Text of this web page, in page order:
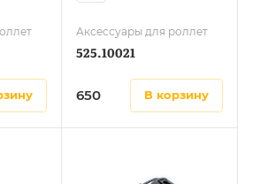
Аксессуары для роллет
525.10021
650 в корзину